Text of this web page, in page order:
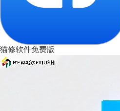
猫修软件免费版